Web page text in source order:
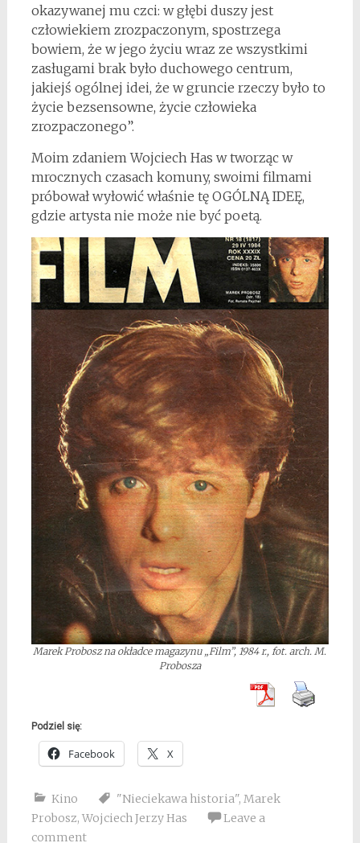
okazywanej mu czci: w głębi duszy jest
człowiekiem zrozpaczonym, spostrzega
bowiem, że w jego życiu wraz ze wszystkimi
zasługami brak było duchowego centrum,
jakiejś ogólnej idei, że w gruncie rzeczy było to
życie bezsensowne, życie człowieka
zrozpaczonego”.
Moim zdaniem Wojciech Has w tworząc w
mrocznych czasach komuny, swoimi filmami
próbował wyłowić właśnie tę OGÓLNĄ IDEĘ,
gdzie artysta nie może nie być poetą.
Marek Probosz na okładce magazynu „Film”, 1984 r., fot. arch. M.
Probosza
Podziel się:
Facebook X
Kino "Nieciekawa historia", Marek
Probosz, Wojciech Jerzy Has
Leave a
comment